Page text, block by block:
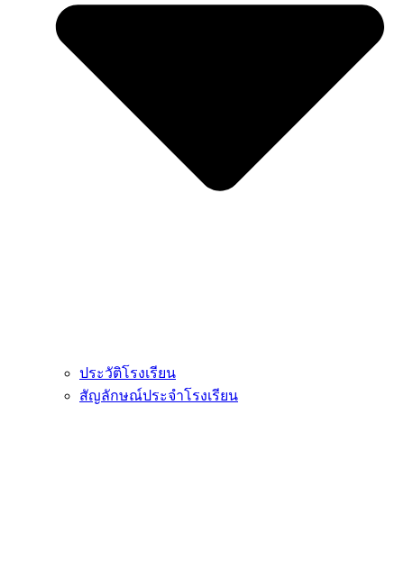
ประวัติโรงเรียน
สัญลักษณ์ประจำโรงเรียน